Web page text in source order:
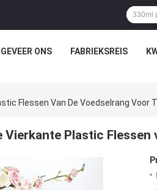
ONS FABRIEKSREIS
Flessen Van De Voedselrang Voor
Vierkante Plastic